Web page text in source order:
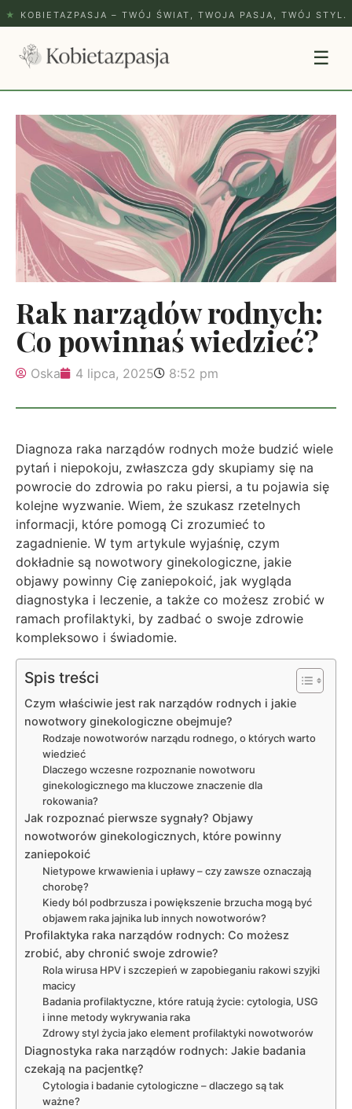
★ KOBIETAZPASJA – TWÓJ ŚWIAT, TWOJA PASJA, TWÓJ STYL.
☰
Rak narządów rodnych:
Co powinnaś wiedzieć?
Oska 4 lipca, 2025 8:52 pm
Diagnoza raka narządów rodnych może budzić wiele
pytań i niepokoju, zwłaszcza gdy skupiamy się na
powrocie do zdrowia po raku piersi, a tu pojawia się
kolejne wyzwanie. Wiem, że szukasz rzetelnych
informacji, które pomogą Ci zrozumieć to
zagadnienie. W tym artykule wyjaśnię, czym
dokładnie są nowotwory ginekologiczne, jakie
objawy powinny Cię zaniepokoić, jak wygląda
diagnostyka i leczenie, a także co możesz zrobić w
ramach profilaktyki, by zadbać o swoje zdrowie
kompleksowo i świadomie.
Spis treści
Czym właściwie jest rak narządów rodnych i jakie
nowotwory ginekologiczne obejmuje?
Rodzaje nowotworów narządu rodnego, o których warto
wiedzieć
Dlaczego wczesne rozpoznanie nowotworu
ginekologicznego ma kluczowe znaczenie dla
rokowania?
Jak rozpoznać pierwsze sygnały? Objawy
nowotworów ginekologicznych, które powinny
zaniepokoić
Nietypowe krwawienia i upławy – czy zawsze oznaczają
chorobę?
Kiedy ból podbrzusza i powiększenie brzucha mogą być
objawem raka jajnika lub innych nowotworów?
Profilaktyka raka narządów rodnych: Co możesz
zrobić, aby chronić swoje zdrowie?
Rola wirusa HPV i szczepień w zapobieganiu rakowi szyjki
macicy
Badania profilaktyczne, które ratują życie: cytologia, USG
i inne metody wykrywania raka
Zdrowy styl życia jako element profilaktyki nowotworów
Diagnostyka raka narządów rodnych: Jakie badania
czekają na pacjentkę?
Cytologia i badanie cytologiczne – dlaczego są tak
ważne?